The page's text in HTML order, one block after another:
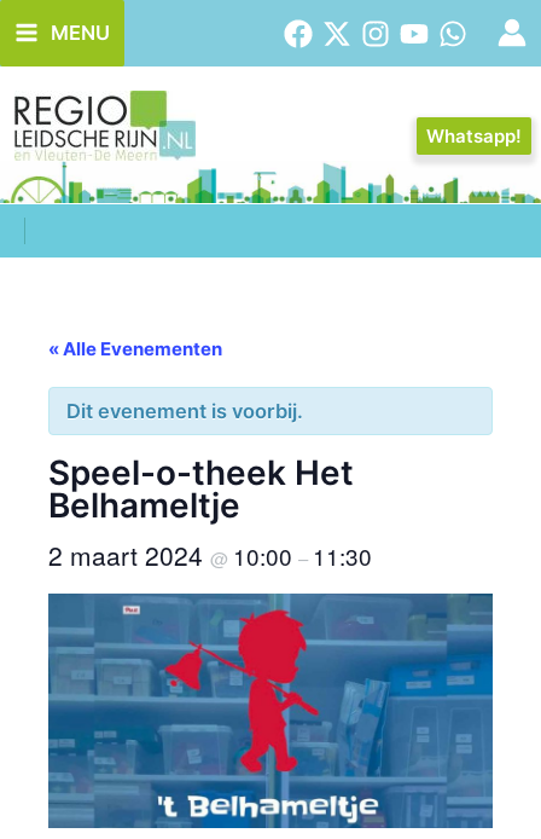
naar
de
inhoud
MENU
Whatsapp!
« Alle Evenementen
Dit evenement is voorbij.
Speel-o-theek Het
Belhameltje
2 maart 2024 @ 10:00 – 11:30